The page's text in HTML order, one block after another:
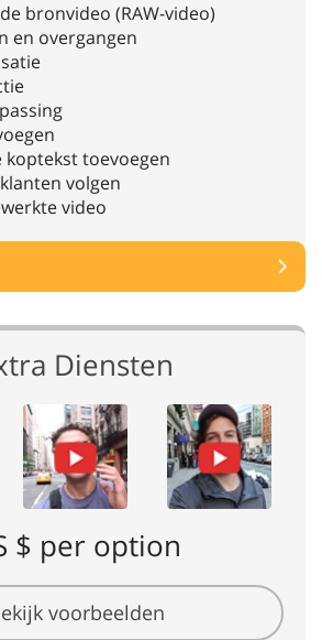
bronvideo (RAW-video)
en overgangen
koptekst toevoegen
volgen
video
Diensten
$ per option
voorbeelden